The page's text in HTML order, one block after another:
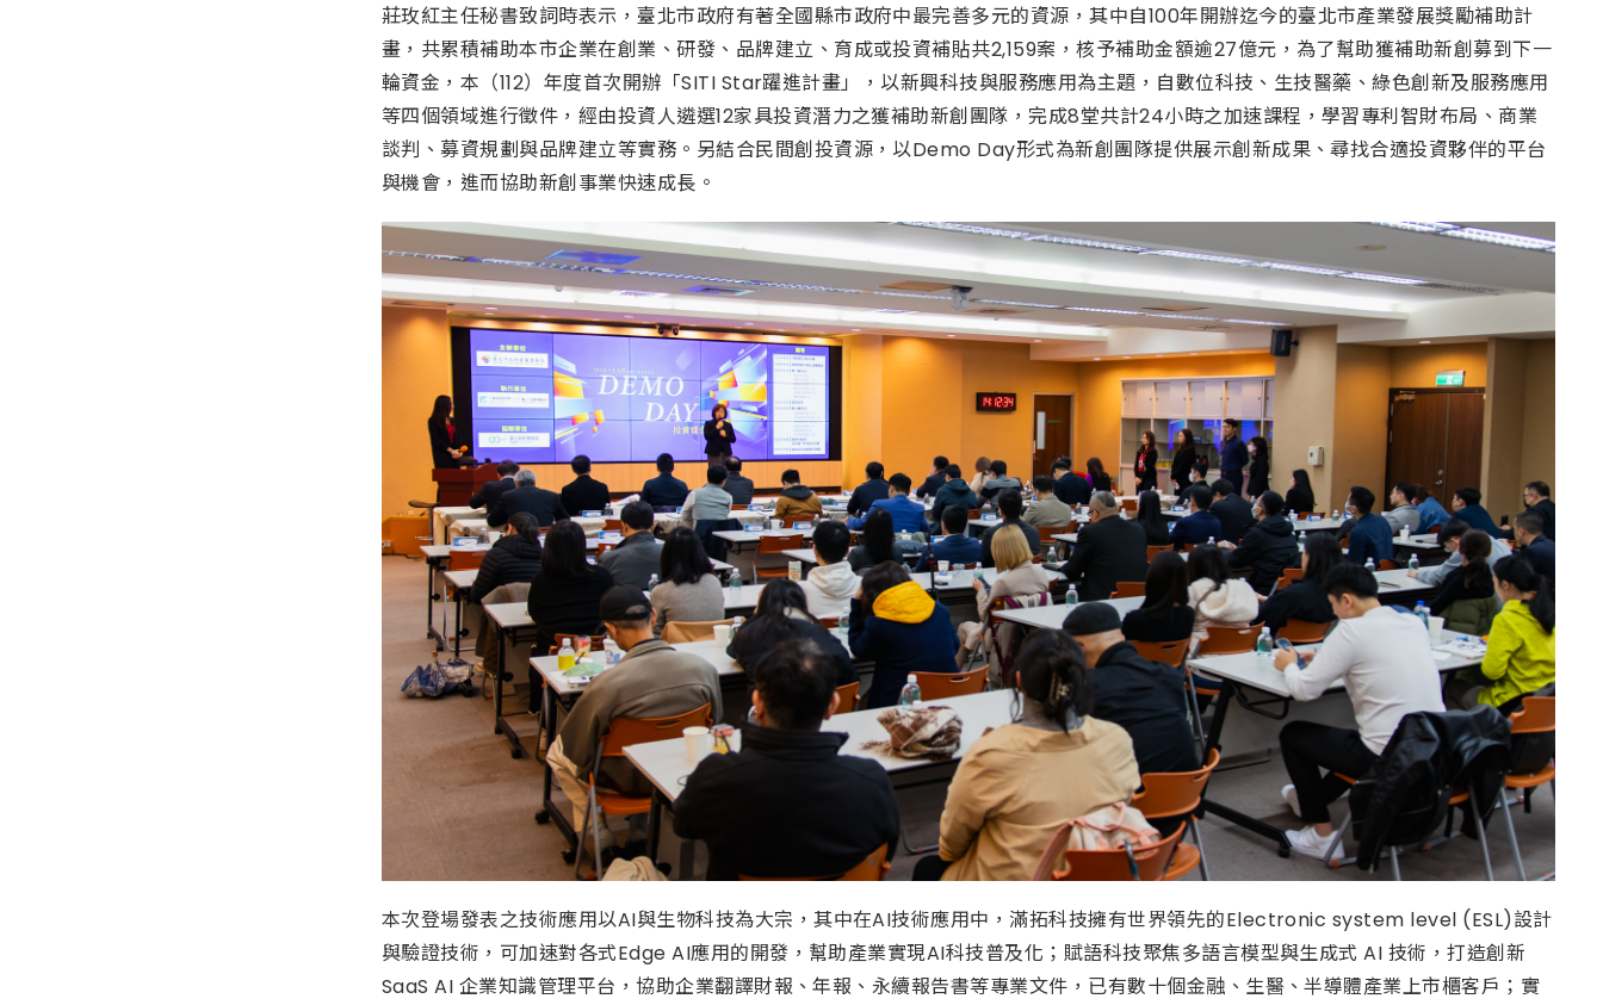
莊玫紅主任秘書致詞時表示，臺北市政府有著全國縣市政府中最完善多元的資源，其中自100年開辦迄今的臺北市產業發展獎勵補助計
畫，共累積補助本市企業在創業、研發、品牌建立、育成或投資補貼共2,159案，核予補助金額逾27億元，為了幫助獲補助新創募到下一
輪資金，本（112）年度首次開辦「SITI Star躍進計畫」，以新興科技與服務應用為主題，自數位科技、生技醫藥、綠色創新及服務應用
等四個領域進行徵件，經由投資人遴選12家具投資潛力之獲補助新創團隊，完成8堂共計24小時之加速課程，學習專利智財布局、商業
談判、募資規劃與品牌建立等實務。另結合民間創投資源，以Demo Day形式為新創團隊提供展示創新成果、尋找合適投資夥伴的平台
與機會，進而協助新創事業快速成長。
本次登場發表之技術應用以AI與生物科技為大宗，其中在AI技術應用中，滿拓科技擁有世界領先的Electronic system level (ESL)設計
與驗證技術，可加速對各式Edge AI應用的開發，幫助產業實現AI科技普及化；賦語科技聚焦多語言模型與生成式 AI 技術，打造創新
SaaS AI 企業知識管理平台，協助企業翻譯財報、年報、永續報告書等專業文件，已有數十個金融、生醫、半導體產業上市櫃客戶；實